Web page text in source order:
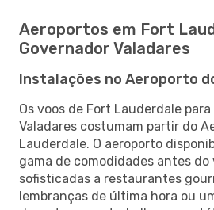
Aeroportos em Fort
Governador Valadares
Instalações no Aeroporto
Os voos de Fort Lauderdale
Valadares costumam partir do
Lauderdale. O aeroporto
gama de comodidades antes do
sofisticadas a restaurantes
lembranças de última hora ou